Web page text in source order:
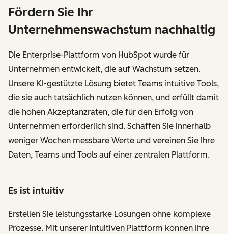
Fördern Sie Ihr
Unternehmenswachstum nachhaltig
Die Enterprise-Plattform von HubSpot wurde für
Unternehmen entwickelt, die auf Wachstum setzen.
Unsere KI-gestützte Lösung bietet Teams intuitive Tools,
die sie auch tatsächlich nutzen können, und erfüllt damit
die hohen Akzeptanzraten, die für den Erfolg von
Unternehmen erforderlich sind. Schaffen Sie innerhalb
weniger Wochen messbare Werte und vereinen Sie Ihre
Daten, Teams und Tools auf einer zentralen Plattform.
Es ist intuitiv
Erstellen Sie leistungsstarke Lösungen ohne komplexe
Prozesse. Mit unserer intuitiven Plattform können Ihre